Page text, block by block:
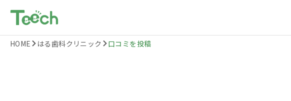
HOME はる歯科クリニック 口コミを投稿